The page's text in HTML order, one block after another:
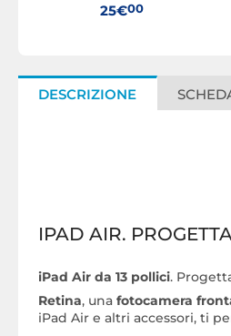
25€00
DESCRIZIONE
IPAD AIR.
iPad Air da 13 pollici.
Retina, una fotocamera
iPad Air e altri accessori, ti